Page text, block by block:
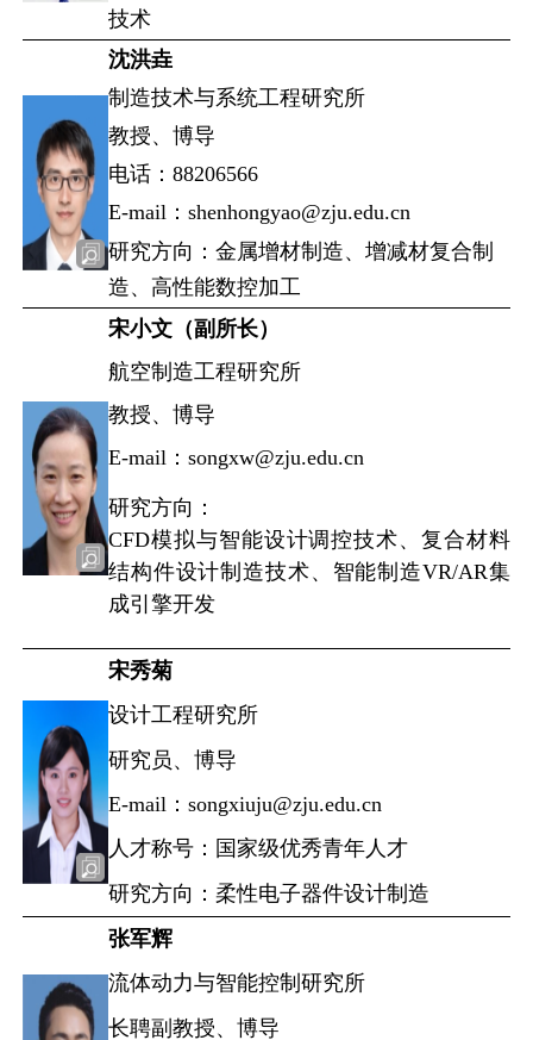
技术
沈洪垚
制造技术与系统工程研究所
教授、博导
电话：88206566
E-mail：shenhongyao@zju.edu.cn
研究方向：金属增材制造、增减材复合制
造、高性能数控加工
宋小文（副所长）
航空制造工程研究所
教授、博导
E-mail：songxw@zju.edu.cn
研究方向：
CFD模拟与智能设计调控技术、复合材料
结构件设计制造技术、智能制造VR/AR集
成引擎开发
宋秀菊
设计工程研究所
研究员、博导
E-mail：songxiuju@zju.edu.cn
人才称号：国家级优秀青年人才
研究方向：柔性电子器件设计制造
张军辉
流体动力与智能控制研究所
长聘副教授、博导